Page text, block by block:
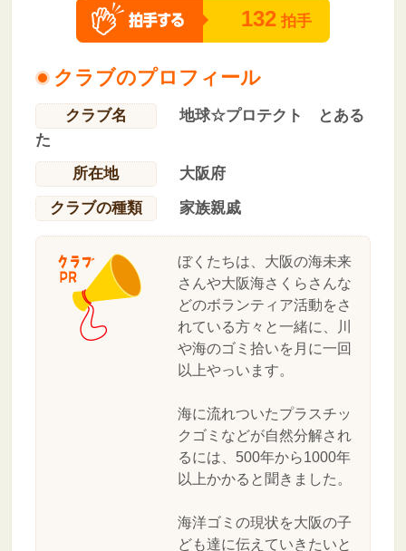
132 拍手
クラブのプロフィール
クラブ名
地球☆プロテクト とある
た
所在地
大阪府
クラブの種類
家族親戚
ぼくたちは、大阪の海未来
さんや大阪海さくらさんな
どのボランティア活動をさ
れている方々と一緒に、川
や海のゴミ拾いを月に一回
以上やっいます。
海に流れついたプラスチッ
クゴミなどが自然分解され
るには、500年から1000年
以上かかると聞きました。
海洋ゴミの現状を大阪の子
ども達に伝えていきたいと